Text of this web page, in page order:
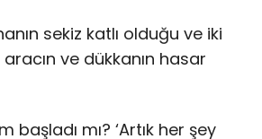
sekiz katlı olduğu ve iki
aracın ve dükkanın hasar
başladı mı? ‘Artık her şey